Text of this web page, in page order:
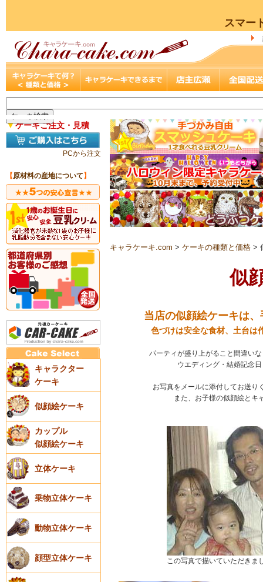
スマー
▼ケーキご注文・見積
PCから注文
【原材料の産地について 】
キャラクター
ケーキ
似顔絵ケーキ
カップル
似顔絵ケーキ
立体ケーキ
乗物立体ケーキ
動物立体ケーキ
顔型立体ケーキ
キャラケーキ.com > ケーキの種類と価格>
似
当店の似顔絵ケーキは
色づけは安全な食材、土台は
パーティが盛り上がること間違い
ウエディング・結婚記念
お写真をメールに添付してお送り
また、お子様の似顔絵とキ
この写真で描いていただきま